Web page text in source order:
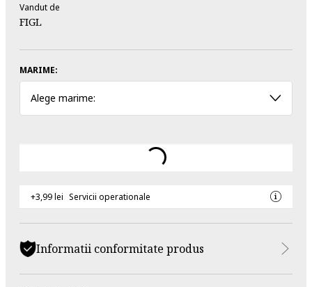
Vandut de
FIGL
MARIME:
Alege marime:
+3,99 lei Servicii operationale
Informatii conformitate produs